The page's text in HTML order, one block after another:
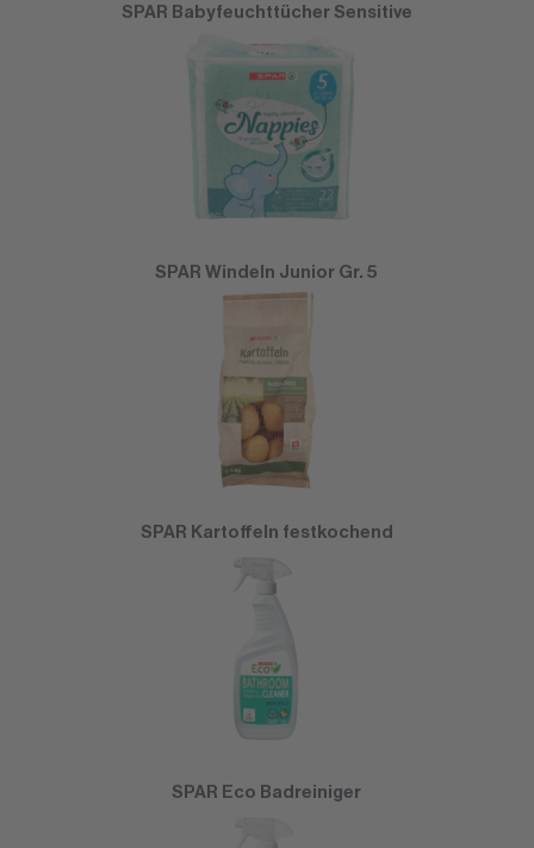
SPAR Babyfeuchttücher Sensitive
SPAR Windeln Junior Gr. 5
SPAR Kartoffeln festkochend
SPAR Eco Badreiniger